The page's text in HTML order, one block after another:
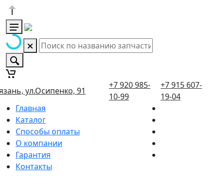
ул.Осипенко, 91
+7 920 985-
10-99
+7 915 607-
19-04
Главная
Каталог
Способы оплаты
О компании
Гарантия
Контакты